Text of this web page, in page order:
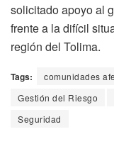
solicitado apoyo al
frente a la difícil
región del Tolima.
Tags: comunidades
Gestión del Riesgo
Seguridad